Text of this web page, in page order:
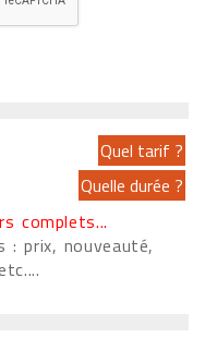
complets...
: prix, nouveauté,